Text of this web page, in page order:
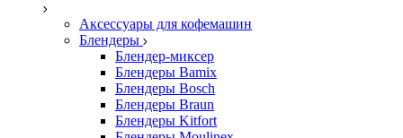
Аксессуары для кофемашин
Блендеры
Блендер-миксер
Блендеры Bamix
Блендеры Bosch
Блендеры Braun
Блендеры Kitfort